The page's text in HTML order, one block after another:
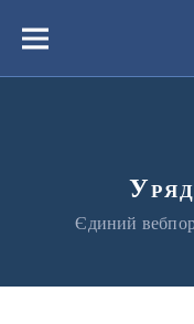
вмістуМеню
Єдиний